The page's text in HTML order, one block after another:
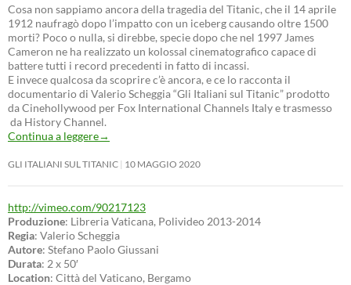
Cosa non sappiamo ancora della tragedia del Titanic, che il 14 aprile
1912 naufragò dopo l’impatto con un iceberg causando oltre 1500
morti? Poco o nulla, si direbbe, specie dopo che nel 1997 James
Cameron ne ha realizzato un kolossal cinematografico capace di
battere tutti i record precedenti in fatto di incassi.
E invece qualcosa da scoprire c’è ancora, e ce lo racconta il
documentario di Valerio Scheggia “Gli Italiani sul Titanic” prodotto
da Cinehollywood per Fox International Channels Italy e trasmesso
da History Channel.
Continua a leggere→
GLI ITALIANI SUL TITANIC 10 MAGGIO 2020
http://vimeo.com/90217123
Produzione: Libreria Vaticana, Polivideo 2013-2014
Regia: Valerio Scheggia
Autore: Stefano Paolo Giussani
Durata: 2 x 50′
Location: Città del Vaticano, Bergamo